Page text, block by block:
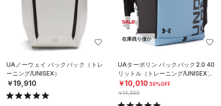
UAノーウェイ バックパック（トレ
ーニング/UNISEX）
￥19,910
SALE
在庫残り僅か
UAターポリン バックパック2.0 40
リットル（トレーニング/UNISEX）
￥10,010 30%OFF
￥14,300